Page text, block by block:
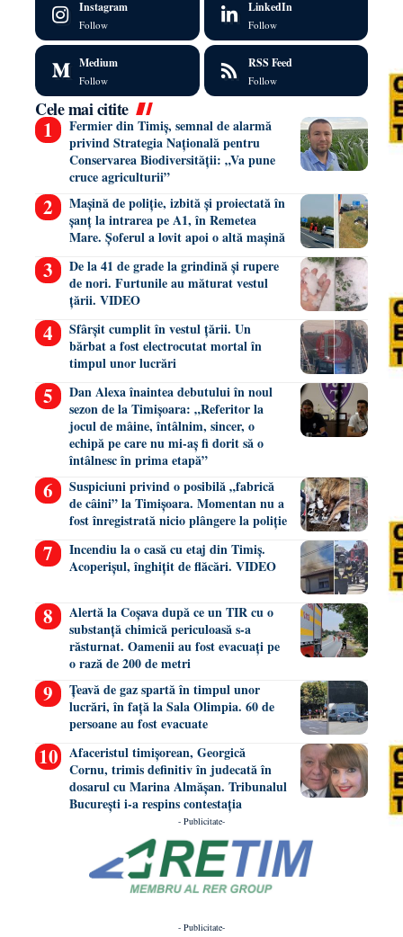
Instagram
Follow
LinkedIn
Follow
Medium
Follow
RSS Feed
Follow
Cele mai citite
Fermier din Timiș, semnal de alarmă
privind Strategia Națională pentru
Conservarea Biodiversității: „Va pune
cruce agriculturii”
Mașină de poliție, izbită și proiectată în
șanț la intrarea pe A1, în Remetea
Mare. Șoferul a lovit apoi o altă mașină
De la 41 de grade la grindină și rupere
de nori. Furtunile au măturat vestul
țării. VIDEO
Sfârșit cumplit în vestul țării. Un
bărbat a fost electrocutat mortal în
timpul unor lucrări
Dan Alexa înaintea debutului în noul
sezon de la Timișoara: „Referitor la
jocul de mâine, întâlnim, sincer, o
echipă pe care nu mi-aș fi dorit să o
întâlnesc în prima etapă”
Suspiciuni privind o posibilă „fabrică
de câini” la Timișoara. Momentan nu a
fost înregistrată nicio plângere la poliție
Incendiu la o casă cu etaj din Timiș.
Acoperișul, înghițit de flăcări. VIDEO
Alertă la Coșava după ce un TIR cu o
substanță chimică periculoasă s-a
răsturnat. Oamenii au fost evacuați pe
o rază de 200 de metri
Țeavă de gaz spartă în timpul unor
lucrări, în față la Sala Olimpia. 60 de
persoane au fost evacuate
Afaceristul timișorean, Georgică
Cornu, trimis definitiv în judecată în
dosarul cu Marina Almășan. Tribunalul
București i-a respins contestația
- Publicitate-
- Publicitate-